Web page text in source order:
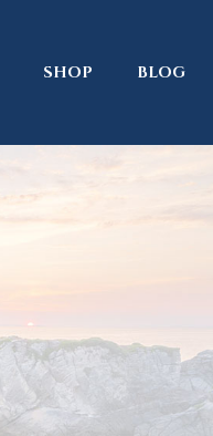
SHOP BLOG